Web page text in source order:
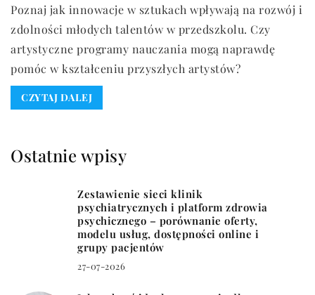
Poznaj jak innowacje w sztukach wpływają na rozwój i
zdolności młodych talentów w przedszkolu. Czy
artystyczne programy nauczania mogą naprawdę
pomóc w kształceniu przyszłych artystów?
CZYTAJ DALEJ
Ostatnie wpisy
Zestawienie sieci klinik
psychiatrycznych i platform zdrowia
psychicznego – porównanie oferty,
modelu usług, dostępności online i
grupy pacjentów
27-07-2026